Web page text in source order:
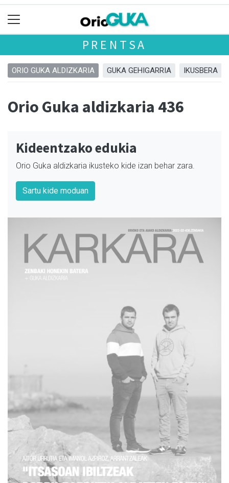
PRENTSA
ORIO GUKA ALDIZKARIA GUKA GEHIGARRIA IKUSBERA
Orio Guka aldizkaria 436
Kideentzako edukia
Orio Guka aldizkaria ikusteko kide izan behar zara.
Sartu kide moduan